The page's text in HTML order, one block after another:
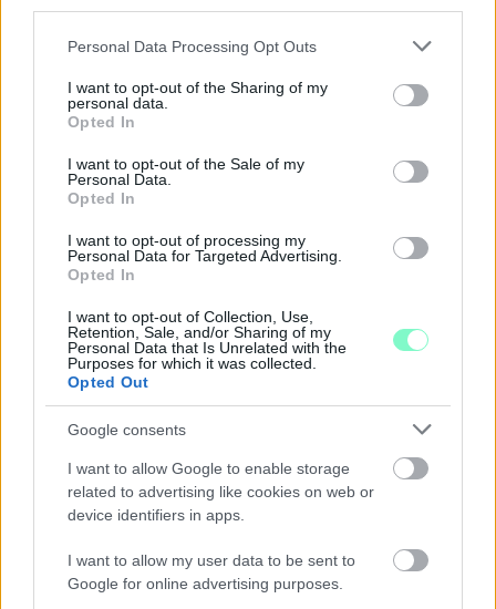
Please note that this website/app uses one or more Google
not limited to your visit or usage behaviour. You may click to
grant or deny consent to Google and its third-party tags to
use your data for below specified purposes in below Google
consent section.
Personal Data Processing Opt Outs
I want to opt-out of the Sharing of my
personal data.
Opted In
I want to opt-out of the Sale of my
Personal Data.
Opted In
I want to opt-out of processing my
Personal Data for Targeted Advertising.
Opted In
I want to opt-out of Collection, Use,
Retention, Sale, and/or Sharing of my
Personal Data that Is Unrelated with the
Purposes for which it was collected.
Opted Out
Google consents
I want to allow Google to enable storage
related to advertising like cookies on web or
device identifiers in apps.
I want to allow my user data to be sent to
Google for online advertising purposes.
A BAROKK ÖSSZES ÁRNYALATA ÉS MÉG EGY SOR
GYŐRBEN
Középpontban a hagyományőrzés, de lesz Pogány Induló és
Majka koncert, jóga szeánsz, “borhajózás” és egy csomó minden